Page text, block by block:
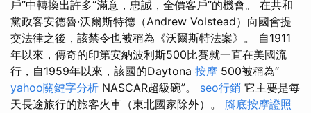
戶”中轉換出許多“滿意，忠誠，全價客戶”的機會。 在共和
黨政客安德魯·沃爾斯特德（Andrew Volstead）向國會提
交法律之後，該禁令也被稱為《沃爾斯特法案》。 自1911
年以來，傳奇的印第安納波利斯500比賽就一直在美國流
行，自1959年以來，該國的Daytona 按摩 500被稱為“
yahoo關鍵字分析 NASCAR超級碗”。 seo行銷 它主要是每
天長途旅行的旅客火車（東北國家除外）。 腳底按摩證照